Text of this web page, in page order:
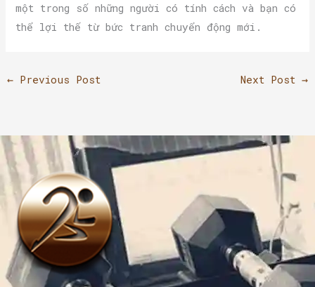
một trong số những người có tính cách và bạn có
thể lợi thế từ bức tranh chuyển động mới.
←Previous Post Next Post→